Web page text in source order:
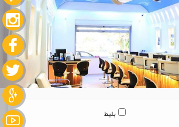
بلیط